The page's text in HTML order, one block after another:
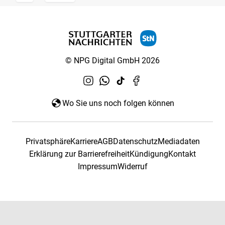
© NPG Digital GmbH 2026
Wo Sie uns noch folgen können
PrivatsphäreKarriereAGBDatenschutzMediadaten
Erklärung zur BarrierefreiheitKündigungKontakt
ImpressumWiderruf